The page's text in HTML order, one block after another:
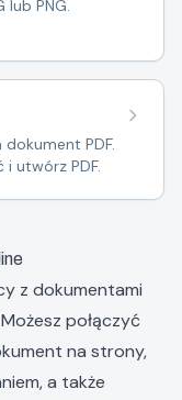
lub PNG.
dokument PDF.
utwórz PDF.
z dokumentami
połączyć
na strony,
a także